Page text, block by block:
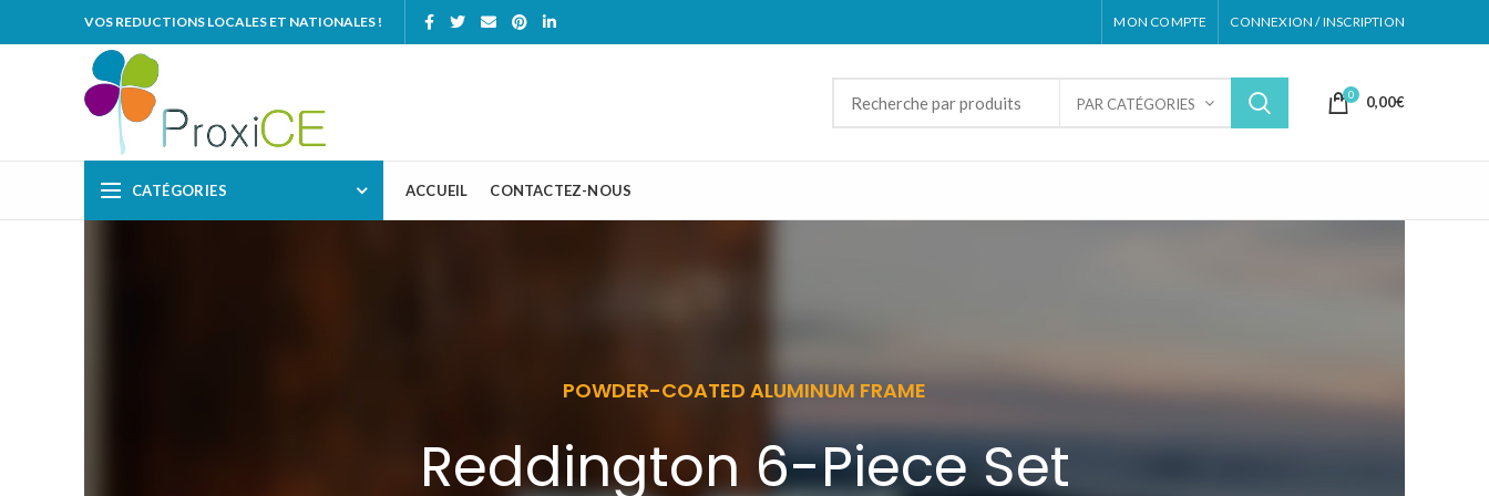
VOS REDUCTIONS LOCALES ET NATIONALES ! MON COMPTE CONNEXION / INSCRIPTION
PAR CATÉGORIES
0 0,00€
CATÉGORIES ACCUEIL CONTACTEZ-NOUS
POWDER-COATED ALUMINUM FRAME
Reddington 6-Piece Set